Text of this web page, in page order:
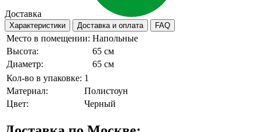
Доставка
Характеристики Доставка и оплата FAQ
Место в помещении: Напольные
Высота:
65 см
Диаметр:
65 см
Кол-во в упаковке: 1
Материал:
Полистоун
Цвет:
Черный